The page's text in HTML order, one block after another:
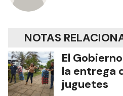
NOTAS
El
la entrega
juguetes